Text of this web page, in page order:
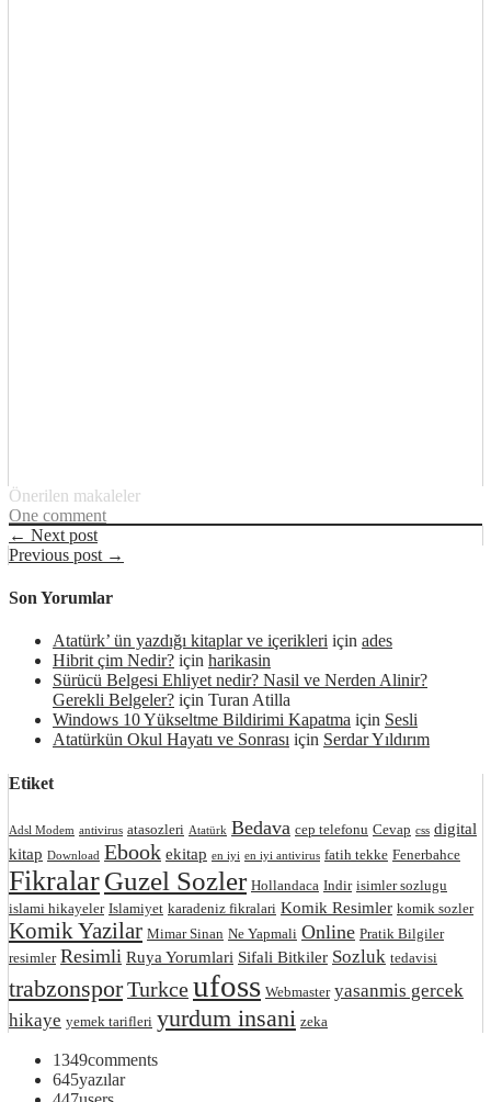
Önerilen makaleler
One comment
← Next post
Previous post →
Son Yorumlar
Atatürk’ ün yazdığı kitaplar ve içerikleri için ades
Hibrit çim Nedir? için harikasin
Sürücü Belgesi Ehliyet nedir? Nasil ve Nerden Alinir?
Gerekli Belgeler? için Turan Atilla
Windows 10 Yükseltme Bildirimi Kapatma için Sesli
Atatürkün Okul Hayatı ve Sonrası için Serdar Yıldırım
Etiket
Adsl Modem antivirus atasozleri Atatürk Bedava cep telefonu Cevap css digital
kitap Download Ebook ekitap en iyi en iyi antivirus fatih tekke Fenerbahce
FikralarGuzel Sozler Hollandaca Indir isimler sozlugu
islami hikayeler Islamiyet karadeniz fikralari Komik Resimler komik sozler
Komik Yazilar Mimar Sinan Ne Yapmali Online Pratik Bilgiler
resimler Resimli Ruya Yorumlari Sifali Bitkiler Sozluk tedavisi
trabzonsporTurkceufoss Webmaster yasanmis gercek
hikaye yemek tarifleri yurdum insani zeka
1349comments
645yazılar